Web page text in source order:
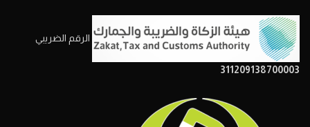
الرقم الضريبي
311209138700003